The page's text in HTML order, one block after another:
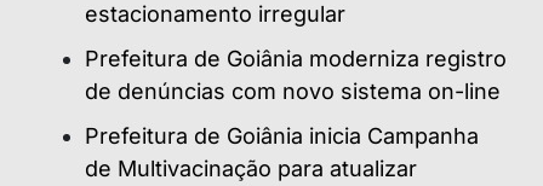
estacionamento irregular
Prefeitura de Goiânia moderniza registro
de denúncias com novo sistema on-line
Prefeitura de Goiânia inicia Campanha
de Multivacinação para atualizar